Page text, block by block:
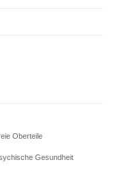
Oberteile
Gesundheit